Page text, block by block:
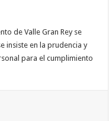
de Valle Gran Rey se
insiste en la prudencia y
para el cumplimiento